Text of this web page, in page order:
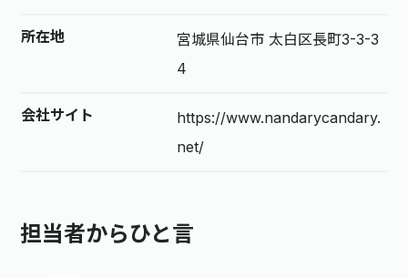
所在地
宮城県仙台市 太白区長町3-3-3
4
会社サイト
https://www.nandarycandary.
net/
担当者からひと言